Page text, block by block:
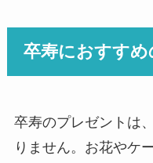
卒寿におすす
卒寿のプレゼントは
りません。お花やケ